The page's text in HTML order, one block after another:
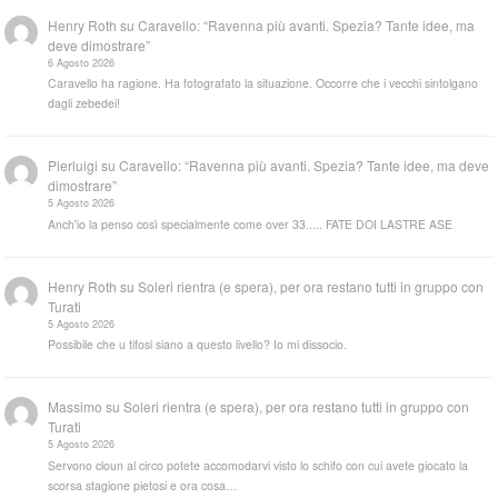
Henry Roth suCaravello: “Ravenna più avanti. Spezia? Tante idee, ma
deve dimostrare”
6 Agosto 2026
Caravello ha ragione. Ha fotografato la situazione. Occorre che i vecchi sintolgano
dagli zebedei!
Pierluigi suCaravello: “Ravenna più avanti. Spezia? Tante idee, ma deve
dimostrare”
5 Agosto 2026
Anch'io la penso così specialmente come over 33..... FATE DOI LASTRE ASE
Henry Roth suSoleri rientra (e spera), per ora restano tutti in gruppo con
Turati
5 Agosto 2026
Possibile che u tifosi siano a questo livello? Io mi dissocio.
Massimo suSoleri rientra (e spera), per ora restano tutti in gruppo con
Turati
5 Agosto 2026
Servono cloun al circo potete accomodarvi visto lo schifo con cui avete giocato la
scorsa stagione pietosi e ora cosa…